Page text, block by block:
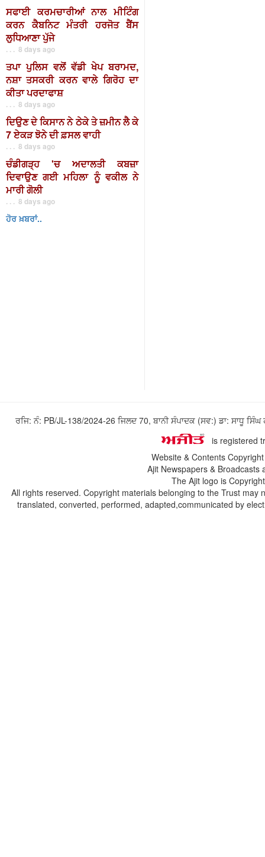
ਸਫਾਈ ਕਰਮਚਾਰੀਆਂ ਨਾਲ ਮੀਟਿੰਗ
ਕਰਨ ਕੈਬਨਿਟ ਮੰਤਰੀ ਹਰਜੋਤ ਬੈਂਸ
ਲੁਧਿਆਣਾ ਪੁੱਜੇ
. . . 8 days ago
ਤਪਾ ਪੁਲਿਸ ਵਲੋਂ ਵੱਡੀ ਖੇਪ ਬਰਾਮਦ,
ਨਸ਼ਾ ਤਸਕਰੀ ਕਰਨ ਵਾਲੇ ਗਿਰੋਹ ਦਾ
ਕੀਤਾ ਪਰਦਾਫਾਸ਼
. . . 8 days ago
ਦਿਉਣ ਦੇ ਕਿਸਾਨ ਨੇ ਠੇਕੇ ਤੇ ਜ਼ਮੀਨ ਲੈ ਕੇ
7 ਏਕੜ ਝੋਨੇ ਦੀ ਫ਼ਸਲ ਵਾਹੀ
. . . 8 days ago
ਚੰਡੀਗੜ੍ਹ 'ਚ ਅਦਾਲਤੀ ਕਬਜ਼ਾ
ਦਿਵਾਉਣ ਗਈ ਮਹਿਲਾ ਨੂੰ ਵਕੀਲ ਨੇ
ਮਾਰੀ ਗੋਲੀ
. . . 8 days ago
ਹੋਰ ਖ਼ਬਰਾਂ..
ਰਜਿ: ਨੰ: PB/JL-138/2024-26 ਜਿਲਦ 70, ਬਾਨੀ ਸੰਪਾਦਕ (ਸਵ:) ਡਾ: ਸਾਧੂ
is registered
Website & Contents
Ajit Newspapers &
The Ajit logo is
All rights reserved. Copyright materials belonging to the Trust
translated, converted, performed, adapted,communicated by